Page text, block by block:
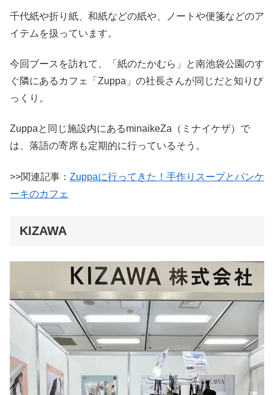
千代紙や折り紙、和紙などの紙や、ノートや便箋などのア
イテムを扱っています。
今回ブースを訪れて、「紙のたかむら」と南池袋公園のす
ぐ隣にあるカフェ「Zuppa」の社長さんが同じだと知りび
っくり。
Zuppaと同じ施設内にあるminaikeZa（ミナイケザ）で
は、落語の寄席も定期的に行っているそう。
>>関連記事： Zuppaに行ってきた！手作りスープとパンケ
ーキのカフェ
KIZAWA